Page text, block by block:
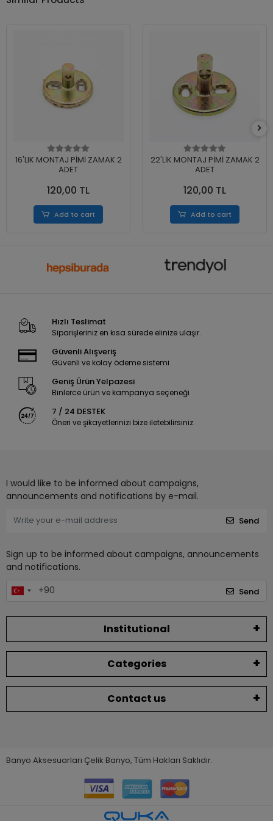
16'LIK MONTAJ PİMİ ZAMAK 2
ADET
120,00 TL
Add to cart
22'LİK MONTAJ PİMİ ZAMAK 2
ADET
120,00 TL
Add to cart
Hızlı Teslimat
Siparişleriniz en kısa sürede elinize ulaşır.
Güvenli Alışveriş
Güvenli ve kolay ödeme sistemi
Geniş Ürün Yelpazesi
Binlerce ürün ve kampanya seçeneği
7 / 24 DESTEK
Öneri ve şikayetlerinizi bize iletebilirsiniz.
I would like to be informed about campaigns,
announcements and notifications by e-mail.
Send
Sign up to be informed about campaigns, announcements
and notifications.
Send
Institutional
Categories
Contact us
Banyo Aksesuarları Çelik Banyo, Tüm Hakları Saklıdır.